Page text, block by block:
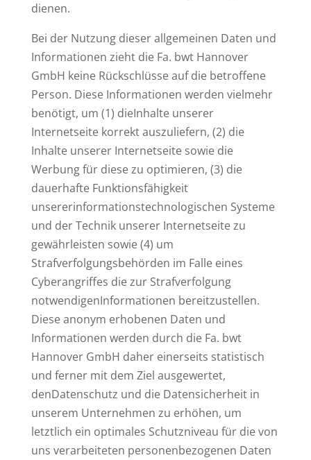
dienen.
Bei der Nutzung dieser allgemeinen Daten und
Informationen zieht die Fa. bwt Hannover
GmbH keine Rückschlüsse auf die betroffene
Person. Diese Informationen werden vielmehr
benötigt, um (1) dieInhalte unserer
Internetseite korrekt auszuliefern, (2) die
Inhalte unserer Internetseite sowie die
Werbung für diese zu optimieren, (3) die
dauerhafte Funktionsfähigkeit
unsererinformationstechnologischen Systeme
und der Technik unserer Internetseite zu
gewährleisten sowie (4) um
Strafverfolgungsbehörden im Falle eines
Cyberangriffes die zur Strafverfolgung
notwendigenInformationen bereitzustellen.
Diese anonym erhobenen Daten und
Informationen werden durch die Fa. bwt
Hannover GmbH daher einerseits statistisch
und ferner mit dem Ziel ausgewertet,
denDatenschutz und die Datensicherheit in
unserem Unternehmen zu erhöhen, um
letztlich ein optimales Schutzniveau für die von
uns verarbeiteten personenbezogenen Daten